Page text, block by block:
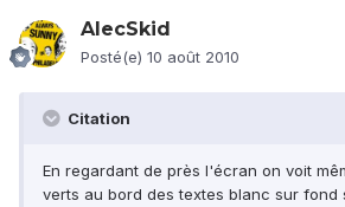
AlecSkid
Posté(e) 10 août 2010
Citation
En regardant de près l'écran on voit
verts au bord des textes blanc sur fond